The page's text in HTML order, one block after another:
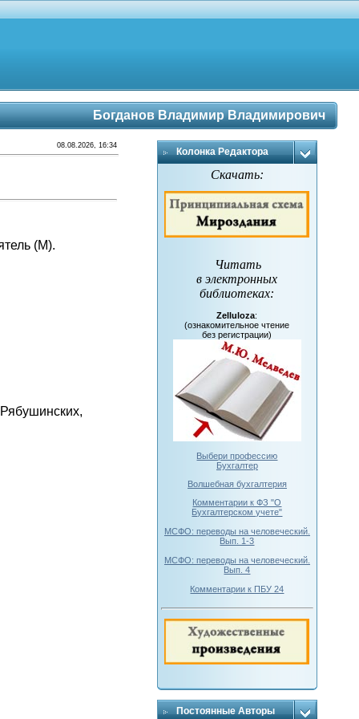
Богданов Владимир Владимирович
08.08.2026, 16:34
(М).
Колонка Редактора
Скачать:
Читать
в электронных
библиотеках:
Zelluloza:
(ознакомительное чтение
без регистрации)
Выбери профессию
Бухгалтер
Волшебная бухгалтерия
Комментарии к ФЗ "О
Бухгалтерском учете"
МСФО: переводы на человеческий.
Вып. 1-3
МСФО: переводы на человеческий.
Вып. 4
Комментарии к ПБУ 24
Постоянные Авторы